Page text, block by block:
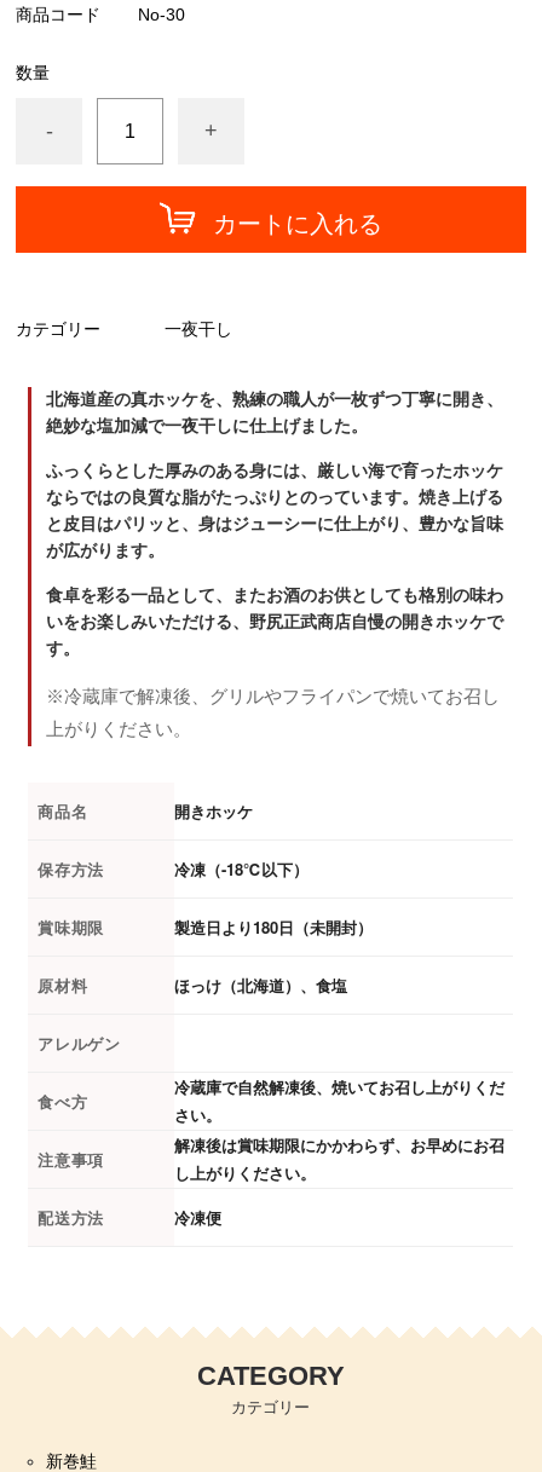
商品コード No-30
数量
- +
カートに入れる
カテゴリー 一夜干し
北海道産の真ホッケを、熟練の職人が一枚ずつ丁寧に開き、
絶妙な塩加減で一夜干しに仕上げました。
ふっくらとした厚みのある身には、厳しい海で育ったホッケ
ならではの良質な脂がたっぷりとのっています。焼き上げる
と皮目はパリッと、身はジューシーに仕上がり、豊かな旨味
が広がります。
食卓を彩る一品として、またお酒のお供としても格別の味わ
いをお楽しみいただける、野尻正武商店自慢の開きホッケで
す。
※冷蔵庫で解凍後、グリルやフライパンで焼いてお召し
上がりください。
商品名 開きホッケ
保存方法 冷凍（-18℃以下）
賞味期限 製造日より180日（未開封）
原材料 ほっけ（北海道）、食塩
アレルゲン
食べ方
冷蔵庫で自然解凍後、焼いてお召し上がりくだ
さい。
注意事項
解凍後は賞味期限にかかわらず、お早めにお召
し上がりください。
配送方法
冷凍便
CATEGORY
カテゴリー
新巻鮭